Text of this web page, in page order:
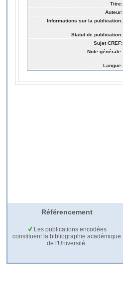
Titre:
Auteur:
Informations sur la publication:
Statut de publication:
Sujet CREF:
Note générale:
Langue:
Référencement
Les publications encodées
constituent la bibliographie académique
de l'Université.